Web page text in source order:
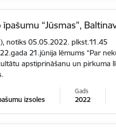
“Jūsmas”,
notiks 05.05.2022. plkst.11.45
21.jūnija lēmums “Par
apstiprināšanu un pirkuma
izsoles
Gads
2022